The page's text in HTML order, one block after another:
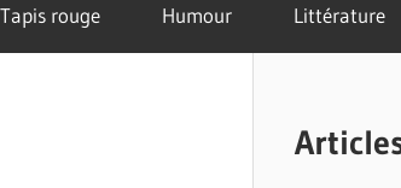
rouge Humour Littérature